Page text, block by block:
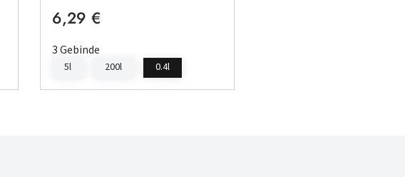
Regulärer Preis:
6,29 €
3 Gebinde
5l 200l 0.4l